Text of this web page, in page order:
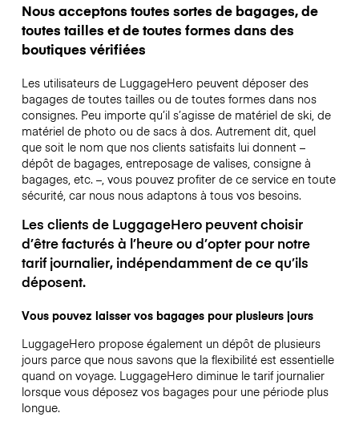
Nous acceptons toutes sortes de bagages, de
toutes tailles et de toutes formes dans des
boutiques vérifiées
Les utilisateurs de LuggageHero peuvent déposer des
bagages de toutes tailles ou de toutes formes dans nos
consignes. Peu importe qu’il s’agisse de matériel de ski, de
matériel de photo ou de sacs à dos. Autrement dit, quel
que soit le nom que nos clients satisfaits lui donnent –
dépôt de bagages, entreposage de valises, consigne à
bagages, etc. –, vous pouvez profiter de ce service en toute
sécurité, car nous nous adaptons à tous vos besoins.
Les clients de LuggageHero peuvent choisir
d’être facturés à l’heure ou d’opter pour notre
tarif journalier, indépendamment de ce qu’ils
déposent.
Vous pouvez laisser vos bagages pour plusieurs jours
LuggageHero propose également un dépôt de plusieurs
jours parce que nous savons que la flexibilité est essentielle
quand on voyage. LuggageHero diminue le tarif journalier
lorsque vous déposez vos bagages pour une période plus
longue.